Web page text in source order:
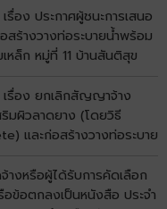
ยก ถึงบ้านนางสุพร) ตำบล
จังหวัดขอนแก่น ด้วยวิธี
bidding)
รื่อง ประกาศผู้ชนะการเสนอ
สร้างวางท่อระบายน้ำพร้อม
หล็ก หมู่ที่ 11 บ้านสันติสุข
เรื่อง ยกเลิกสัญญาจ้าง
มผิวลาดยาง (โดยวิธี
และก่อสร้างวางท่อระบาย
างหลวงท้องถิ่น
ยเลข 12 (บ้านโคกฟันโปง)
างหรือผู้ได้รับการคัดเลือก
ข้อตกลงเป็นหนังสือ ประจำ